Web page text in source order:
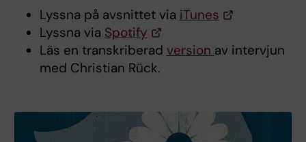
Lyssna på avsnittet via iTunes
Lyssna via Spotify
Läs en transkriberad version av intervjun
med Christian Rück.